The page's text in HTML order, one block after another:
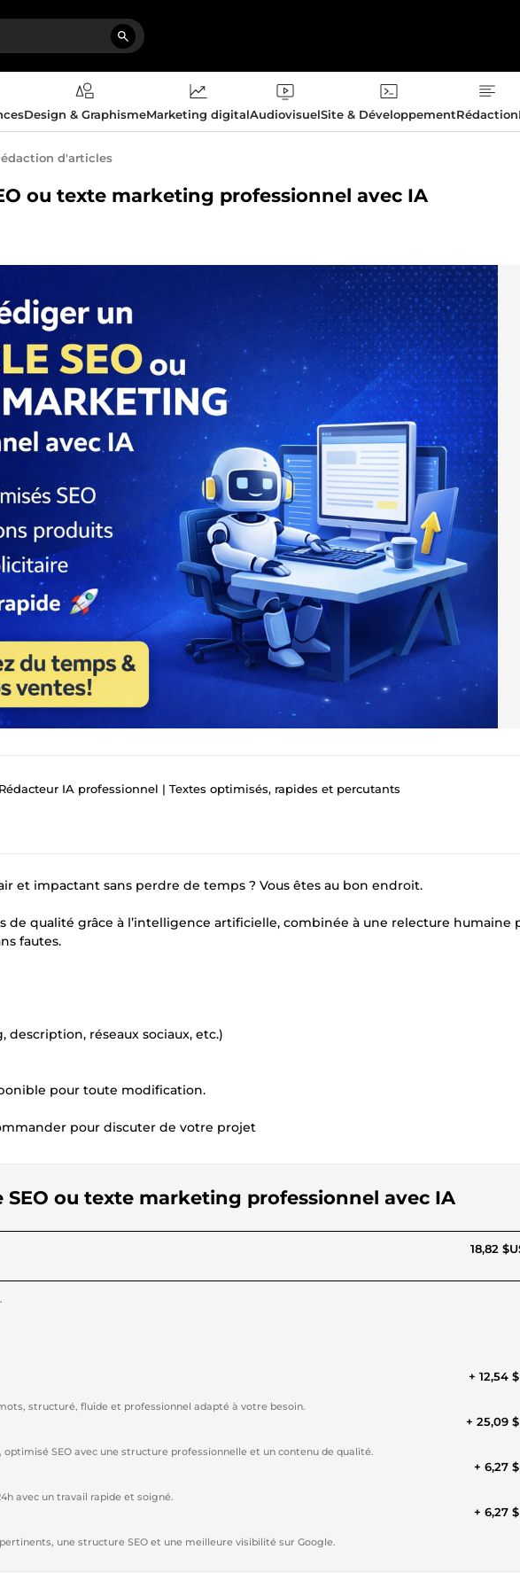
Design & GraphismeMarketing digitalAudiovisuelSite & DéveloppementRédaction
d'articles
ou texte marketing professionnel avec IA
Rédacteur IA professionnel | Textes optimisés, rapides et percutants
et impactant sans perdre de temps ? Vous êtes au bon endroit.
de qualité grâce à l’intelligence artificielle, combinée à une relecture humaine
fautes.
réseaux sociaux, etc.)
pour toute modification.
pour discuter de votre projet
ou texte marketing professionnel avec IA
18,82
structuré, fluide et professionnel adapté à votre besoin.
+ 12,54
SEO avec une structure professionnelle et un contenu de qualité.
+ 25,09
avec un travail rapide et soigné.
+ 6,27
une structure SEO et une meilleure visibilité sur Google.
+ 6,27